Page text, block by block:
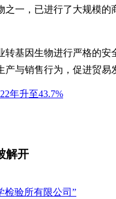
一，已进行了大规模
基因生物进行严格的
与销售行为，促进贸
年升至43.7%
解开
检验所有限公司”